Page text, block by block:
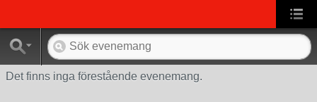
Det finns inga förestående evenemang.